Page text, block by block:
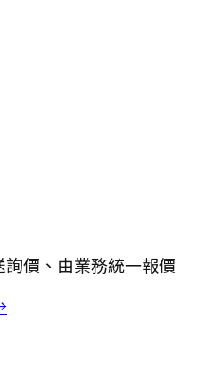
價、由業務統一報價